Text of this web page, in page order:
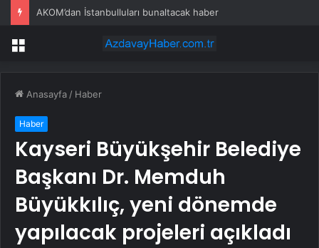
AKOM’dan İstanbulluları bunaltacak haber
Menü
Anasayfa / Haber
Haber
Kayseri Büyükşehir Belediye
Başkanı Dr. Memduh
Büyükkılıç, yeni dönemde
yapılacak projeleri açıkladı